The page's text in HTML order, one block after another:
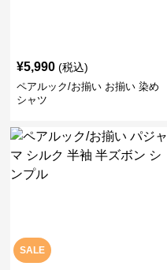
¥5,990 (税込)
ペアルック/お揃い お揃い 染め
シャツ
SALE